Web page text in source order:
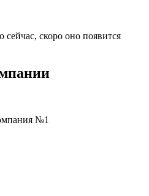
скоро оно появится
№1